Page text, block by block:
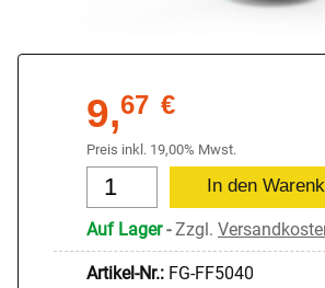
9,67 €
Preis inkl. 19,00% Mwst.
Auf Lager-Zzgl.
Artikel-Nr.: FG-FF5040